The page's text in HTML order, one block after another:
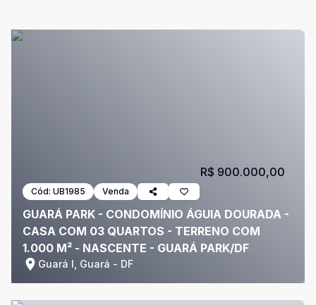
Cód: UB1985 Venda
GUARÁ PARK - CONDOMÍNIO ÁGUIA DOURADA -
CASA COM 03 QUARTOS - TERRENO COM
1.000 M² - NASCENTE - GUARÁ PARK/DF
Guará I, Guará - DF
R$ 900.000,00